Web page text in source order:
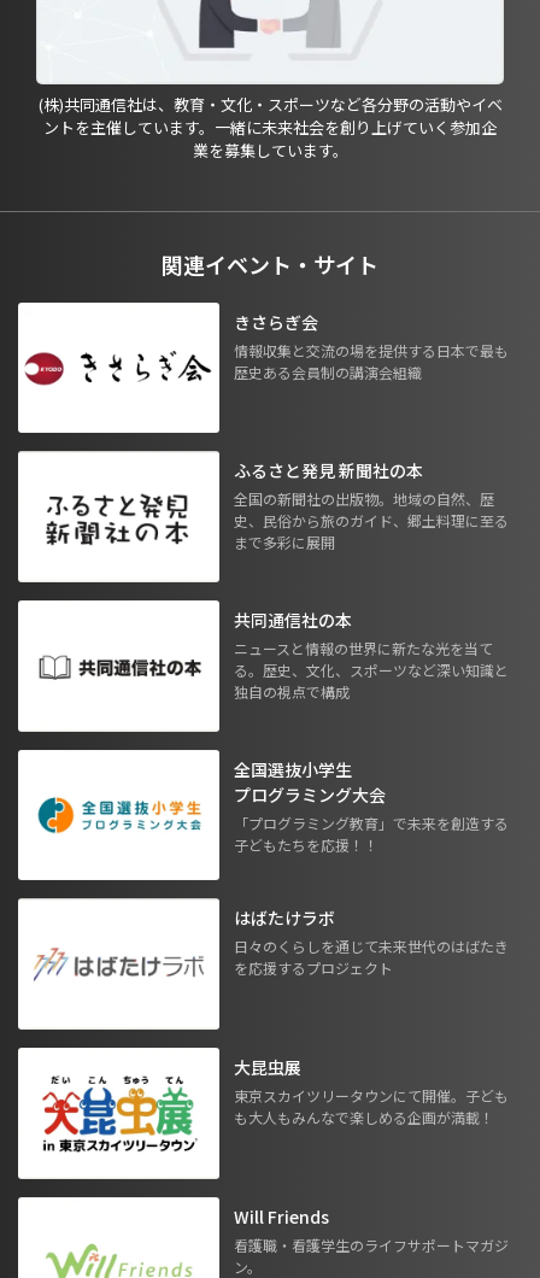
(株)共同通信社は、教育・文化・スポーツなど各分野の活動やイベ
ントを主催しています。一緒に未来社会を創り上げていく参加企
業を募集しています。
関連イベント・サイト
きさらぎ会
情報収集と交流の場を提供する日本で最も
歴史ある会員制の講演会組織
ふるさと発見 新聞社の本
全国の新聞社の出版物。地域の自然、歴
史、民俗から旅のガイド、郷土料理に至る
まで多彩に展開
共同通信社の本
ニュースと情報の世界に新たな光を当て
る。歴史、文化、スポーツなど深い知識と
独自の視点で構成
全国選抜小学生
プログラミング大会
「プログラミング教育」で未来を創造する
子どもたちを応援！！
はばたけラボ
日々のくらしを通じて未来世代のはばたき
を応援するプロジェクト
大昆虫展
東京スカイツリータウンにて開催。子ども
も大人もみんなで楽しめる企画が満載！
Will Friends
看護職・看護学生のライフサポートマガジ
ン。